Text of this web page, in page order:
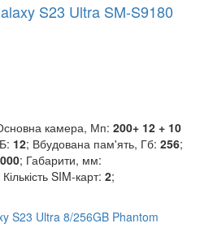
S23 Ultra SM-S9180
камера, Мп: 200+ 12 + 10
12; Вбудована пам'ять, Гб: 256;
; Габарити, мм:
Кількість SIM-карт: 2;